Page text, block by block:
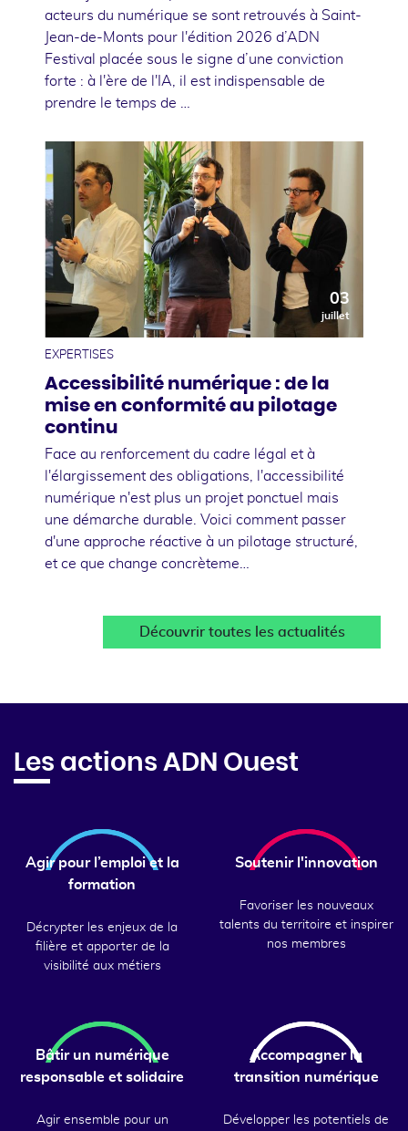
acteurs du numérique se sont retrouvés à Saint-
Jean-de-Monts pour l'édition 2026 d’ADN
Festival placée sous le signe d’une conviction
forte : à l'ère de l'IA, il est indispensable de
prendre le temps de …
03
juillet
EXPERTISES
Accessibilité numérique : de la
mise en conformité au pilotage
continu
Face au renforcement du cadre légal et à
l'élargissement des obligations, l'accessibilité
numérique n'est plus un projet ponctuel mais
une démarche durable. Voici comment passer
d'une approche réactive à un pilotage structuré,
et ce que change concrèteme…
Découvrir toutes les actualités
Les actions ADN Ouest
Agir pour l’emploi et la
formation
Décrypter les enjeux de la
filière et apporter de la
visibilité aux métiers
Soutenir l'innovation
Favoriser les nouveaux
talents du territoire et inspirer
nos membres
Bâtir un numérique
responsable et solidaire
Agir ensemble pour un
Accompagner la
transition numérique
Développer les potentiels de